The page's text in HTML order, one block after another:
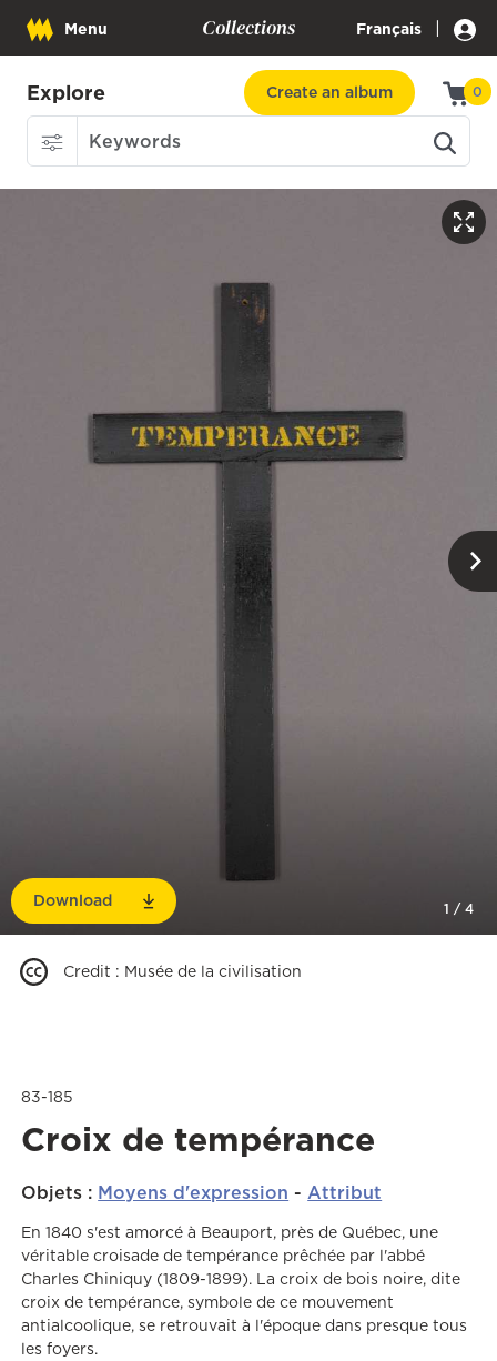
Menu Collections Français |
Explore Create an album 0
Download 1 /4
Credit : Musée de la civilisation
83-185
Croix de tempérance
Objets : Moyens d'expression -Attribut
En 1840 s'est amorcé à Beauport, près de Québec, une
véritable croisade de tempérance prêchée par l'abbé
Charles Chiniquy (1809-1899). La croix de bois noire, dite
croix de tempérance, symbole de ce mouvement
antialcoolique, se retrouvait à l'époque dans presque tous
les foyers.